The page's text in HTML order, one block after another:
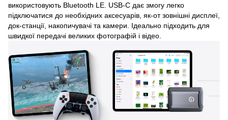
використовують Bluetooth LE. USB-C дає змогу легко
підключатися до необхідних аксесуарів, як-от зовнішні дисплеї,
док-станції, накопичувачі та камери. Ідеально підходить для
швидкої передачі великих фотографій і відео.